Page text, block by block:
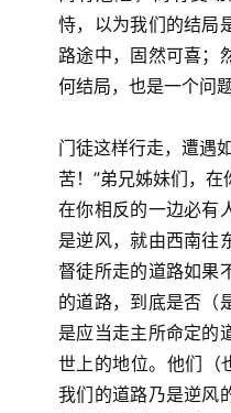
恃，以为我们的结局
路途中，固然可喜；
何结局，也是一个问题
门徒这样行走，遭遇
苦！”弟兄姊妹们，
在你相反的一边必有
是逆风，就由西南往
督徒所走的道路如果
的道路，到底是否（
是应当走主所命定的
世上的地位。他们（
我们的道路乃是逆风